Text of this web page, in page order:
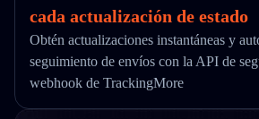
cada actualización de estado
Obtén actualizaciones instantáneas y
seguimiento de envíos con la API de
webhook de TrackingMore